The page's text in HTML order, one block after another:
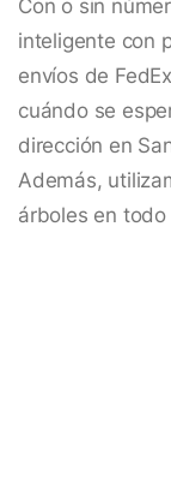
Con o sin
inteligente con
envíos de
cuándo se
dirección en
Además,
árboles en